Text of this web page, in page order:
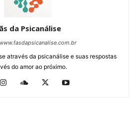
da Psicanálise
através da psicanálise e suas respostas
do amor ao próximo.